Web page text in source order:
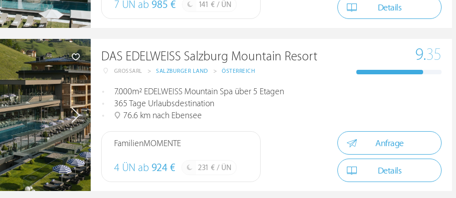
7 ÜN ab 985 € 141 € / ÜN Details
DAS EDELWEISS Salzburg Mountain Resort
GROSSARL > SALZBURGER LAND > ÖSTERREICH
9.35
7.000m² EDELWEISS Mountain Spa über 5 Etagen
365 Tage Urlaubsdestination
76.6 km nach Ebensee
FamilienMOMENTE
4 ÜN ab 924 € 231 € / ÜN
Anfrage
Details